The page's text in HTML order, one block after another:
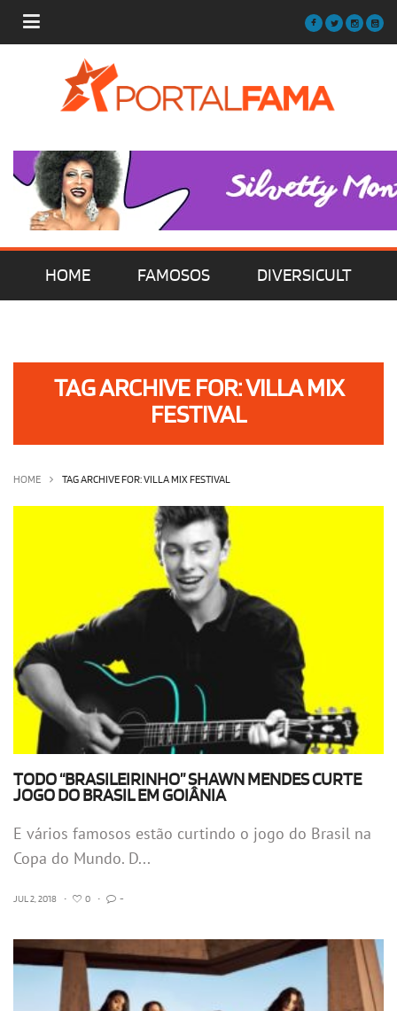
HOME FAMOSOS DIVERSICULT
OLHA ISSO! EU QUERO!
TAG ARCHIVE FOR: VILLA MIX
FESTIVAL
HOME TAG ARCHIVE FOR: VILLA MIX FESTIVAL
TODO “BRASILEIRINHO” SHAWN MENDES CURTE
JOGO DO BRASIL EM GOIÂNIA
E vários famosos estão curtindo o jogo do Brasil na
Copa do Mundo. D...
JUL 2, 2018 • 0 • -